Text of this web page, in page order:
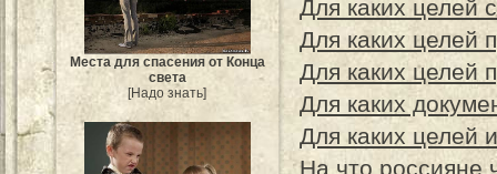
Места для спасения от Конца
света
[Надо знать]
Для каких целей
Для каких целей
Для каких целей
Для каких
Для каких целей
На что россияне